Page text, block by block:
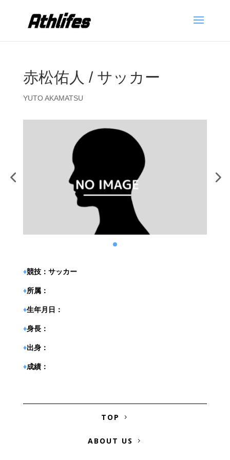
赤松佑人 / サッカー
YUTO AKAMATSU
♦︎競技：サッカー
♦︎所属：
♦︎生年月日：
♦︎身長：
♦︎出身：
♦︎成績：
TOP
ABOUT US